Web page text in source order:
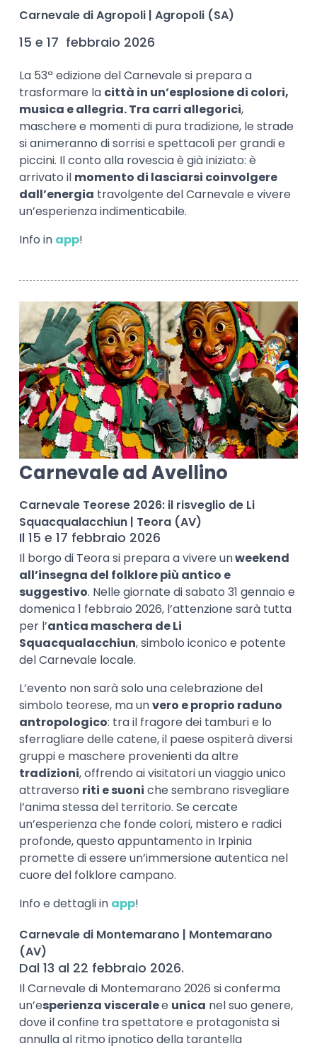
Carnevale di Agropoli | Agropoli (SA)
15 e 17 febbraio 2026
La 53ª edizione del Carnevale si prepara a
trasformare la città in un’esplosione di colori,
musica e allegria. Tra carri allegorici,
maschere e momenti di pura tradizione, le strade
si animeranno di sorrisi e spettacoli per grandi e
piccini. Il conto alla rovescia è già iniziato: è
arrivato il momento di lasciarsi coinvolgere
dall’energia travolgente del Carnevale e vivere
un’esperienza indimenticabile.
Info in app!
Carnevale ad Avellino
Carnevale Teorese 2026: il risveglio de Li
Squacqualacchiun | Teora (AV)
Il 15 e 17 febbraio 2026
Il borgo di Teora si prepara a vivere unweekend
all’insegna del folklore più antico e
suggestivo. Nelle giornate di sabato 31 gennaio e
domenica 1 febbraio 2026, l’attenzione sarà tutta
per l’antica maschera de Li
Squacqualacchiun, simbolo iconico e potente
del Carnevale locale.
L’evento non sarà solo una celebrazione del
simbolo teorese, ma unvero e proprio raduno
antropologico: tra il fragore dei tamburi e lo
sferragliare delle catene, il paese ospiterà diversi
gruppi e maschere provenienti da altre
tradizioni, offrendo ai visitatori un viaggio unico
attraverso riti e suoni che sembrano risvegliare
l’anima stessa del territorio. Se cercate
un’esperienza che fonde colori, mistero e radici
profonde, questo appuntamento in Irpinia
promette di essere un’immersione autentica nel
cuore del folklore campano.
Info e dettagli in app!
Carnevale di Montemarano | Montemarano
(AV)
Dal 13 al 22 febbraio 2026.
Il Carnevale di Montemarano 2026 si conferma
un’esperienza visceralee unica nel suo genere,
dove il confine tra spettatore e protagonista si
annulla al ritmo ipnotico della tarantella